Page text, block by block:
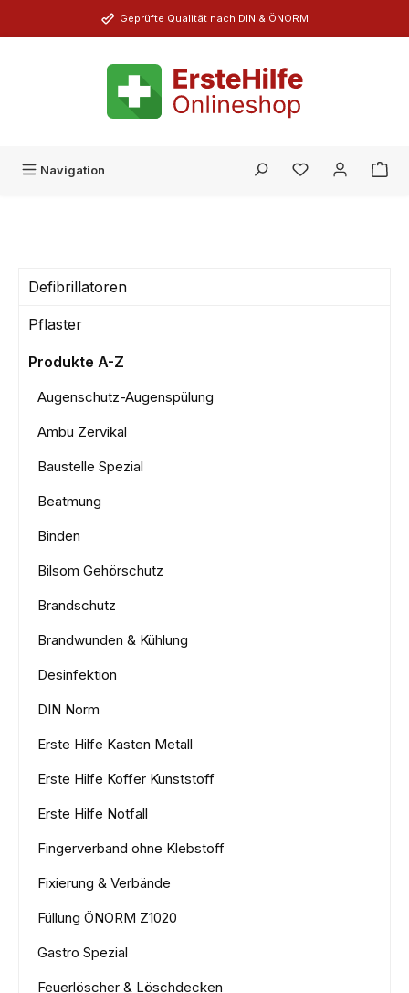
Zum Hauptinhalt springenGeprüfte Qualität nach DIN & ÖNORM
Navigation Du hast 0
Defibrillatoren
Pflaster
Produkte A-Z
Augenschutz-Augenspülung
Ambu Zervikal
Baustelle Spezial
Beatmung
Binden
Bilsom Gehörschutz
Brandschutz
Brandwunden & Kühlung
Desinfektion
DIN Norm
Erste Hilfe Kasten Metall
Erste Hilfe Koffer Kunststoff
Erste Hilfe Notfall
Fingerverband ohne Klebstoff
Fixierung & Verbände
Füllung ÖNORM Z1020
Gastro Spezial
Feuerlöscher & Löschdecken